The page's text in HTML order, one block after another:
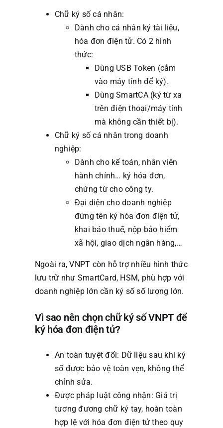
Chữ ký số cá nhân:
Dành cho cá nhân ký tài liệu,
hóa đơn điện tử. Có 2 hình
thức:
Dùng USB Token (cắm
vào máy tính để ký).
Dùng SmartCA (ký từ xa
trên điện thoại/máy tính
mà không cần thiết bị).
Chữ ký số cá nhân trong doanh
nghiệp:
Dành cho kế toán, nhân viên
hành chính… ký hóa đơn,
chứng từ cho công ty.
Đại diện cho doanh nghiệp
đứng tên ký hóa đơn điện tử,
khai báo thuế, nộp bảo hiểm
xã hội, giao dịch ngân hàng,…
Ngoài ra, VNPT còn hỗ trợ nhiều hình thức
lưu trữ như SmartCard, HSM, phù hợp với
doanh nghiệp lớn cần ký số số lượng lớn.
Vì sao nên chọn chữ ký số VNPT để
ký hóa đơn điện tử?
An toàn tuyệt đối: Dữ liệu sau khi ký
số được bảo vệ toàn vẹn, không thể
chỉnh sửa.
Được pháp luật công nhận: Giá trị
tương đương chữ ký tay, hoàn toàn
hợp lệ với hóa đơn điện tử theo quy